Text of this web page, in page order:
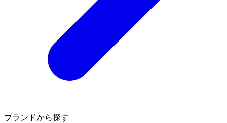
ブランドから探す